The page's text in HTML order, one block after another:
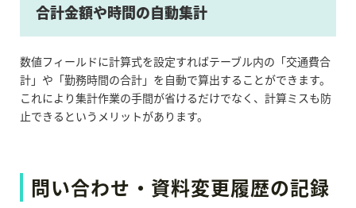
合計金額や時間の自動集計
数値フィールドに計算式を設定すればテーブル内の「交通費合
計」や「勤務時間の合計」を自動で算出することができます。
これにより集計作業の手間が省けるだけでなく、計算ミスも防
止できるというメリットがあります。
問い合わせ・資料変更履歴の記録